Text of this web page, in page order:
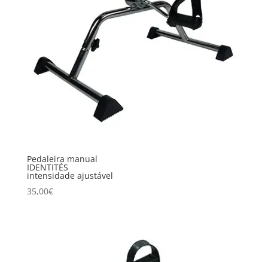
Pedaleira manual
IDENTITÉS
intensidade ajustável
35,00€